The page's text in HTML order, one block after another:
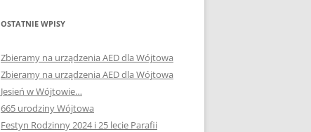
OSTATNIE WPISY
Zbieramy na urządzenia AED dla Wójtowa
Zbieramy na urządzenia AED dla Wójtowa
Jesień w Wójtowie…
665 urodziny Wójtowa
Festyn Rodzinny 2024 i 25 lecie Parafii